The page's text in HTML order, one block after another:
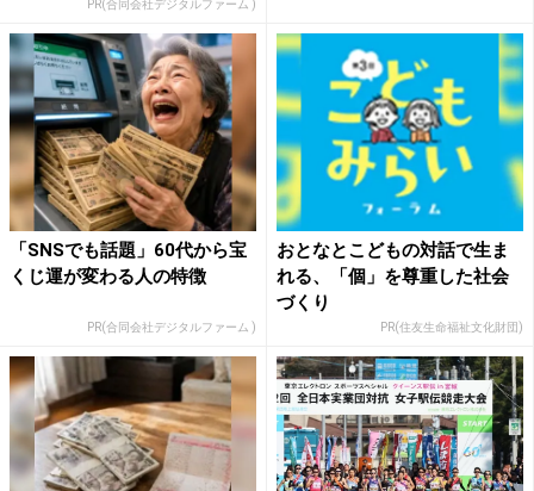
PR(合同会社デジタルファーム )
「SNSでも話題」60代から宝
くじ運が変わる人の特徴
PR(合同会社デジタルファーム )
おとなとこどもの対話で生ま
れる、「個」を尊重した社会
づくり
PR(住友生命福祉文化財団)